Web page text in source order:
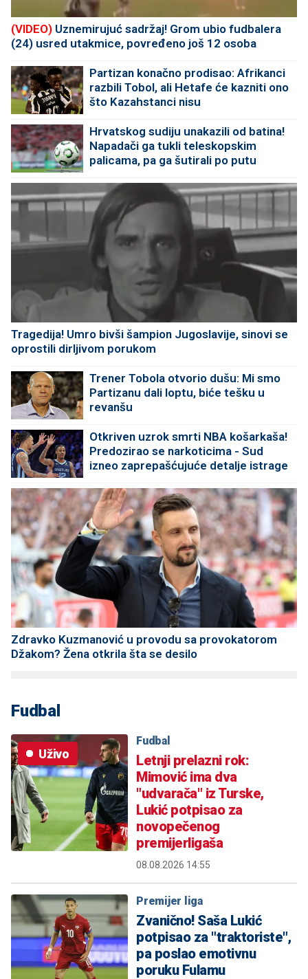
(VIDEO) Uznemirujuć sadržaj! Grom ubio fudbalera
(24) usred utakmice, povređeno još 12 osoba
Partizan konačno prodisao: Afrikanci
razbili Tobol, ali Hetafe će kazniti ono
što Kazahstanci nisu
Hrvatskog sudiju unakazili od batina!
Napadači ga tukli teleskopskim
palicama, pa ga šutirali po putu
Tragedija! Umro bivši šampion Jugoslavije, sinovi se
oprostili dirljivom porukom
Trener Tobola otvorio dušu: Mi smo
Partizanu dali loptu, biće tešku u
revanšu
Otkriven uzrok smrti NBA košarkaša!
Predozirao se narkoticima - Sud
izneo zaprepašćujuće detalje istrage
Zdravko Kuzmanović u provodu sa provokatorom
Džakom? Žena otkrila šta se desilo
Fudbal
Uživo
Fudbal
Letnji prelazni rok:
Mimović ima dva
"udvarača" iz Turske,
Lukić potpisao za
novopečenog
premijerligaša
08.08.2026 14:55
Premijer liga
Zvanično! Saša Lukić
potpisao za "traktoriste",
pa poslao emotivnu
poruku Fulamu